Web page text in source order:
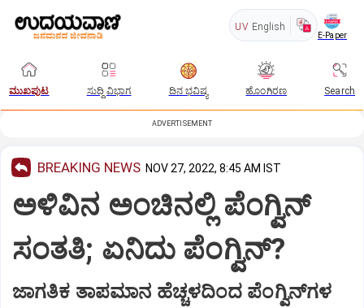
UV English
E-Paper
ಮುಖಪುಟ ಸುದ್ದಿ ವಿಭಾಗ ದಿನ ಭವಿಷ್ಯ ಹೊಂಗಿರಣ Search
ADVERTISEMENT
BREAKING NEWS NOV 27, 2022, 8:45 AM IST
ಅಳಿವಿನ ಅಂಚಿನಲ್ಲಿ ಪೆಂಗ್ವಿನ್‌
ಸಂತತಿ; ಏನಿದು ಪೆಂಗ್ವಿನ್‌?
ಜಾಗತಿಕ ತಾಪಮಾನ ಹೆಚ್ಚಳದಿಂದ ಪೆಂಗ್ವಿನ್‌ಗಳ